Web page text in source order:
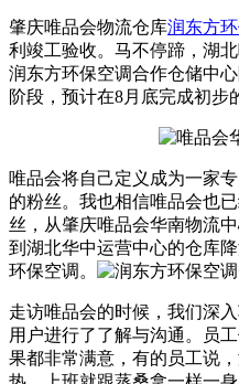
肇庆唯品会物流仓库润东方
利竣工验收。马不停蹄，湖
润东方环保空调合作仓储中
阶段，预计在8月底完成初步
唯品会将自己定义成为一家
的粉丝。我也相信唯品会也
丝，从肇庆唯品会华南物流
到湖北华中运营中心的仓库
环保空调。
走访唯品会的时候，我们深
用户进行了了解与沟通。员
果都非常满意，有的员工说